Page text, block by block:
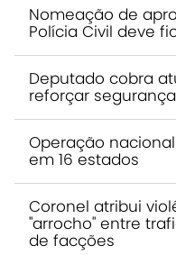
Nomeação de
Polícia Civil deve
Deputado cobra
reforçar
Operação
em 16 estados
Coronel atribui
"arrocho" entre
de facções